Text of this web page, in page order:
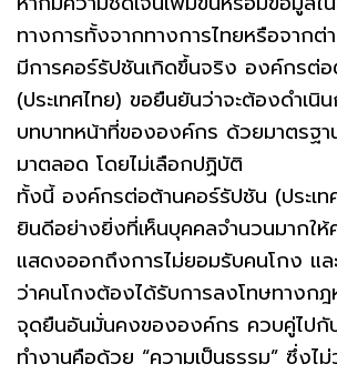
ทางการทั้งจากทางการไทยหรือจากต่า
มีการคอร์รัปชันเกิดขึ้นจริง องค์กรต่
(ประเทศไทย) ขอยืนยันว่าจะต้องดำเนิ
บทบาทหน้าที่ขององค์กร ด้วยมาตรฐ
มาตลอด โดยไม่เลือกปฏิบัติ
ทั้งนี้ องค์กรต่อต้านคอร์รัปชัน (ประเท
ยินดีอย่างยิ่งที่เห็นบุคคลจำนวนมากให้
แสดงออกถึงการไม่ยอมรับคนโกง แล
ว่าคนโกงต้องได้รับการลงโทษทางกฎ
จุดยืนอันมั่นคงขององค์กร ควบคู่ไปกั
ทำงานคือด้วย “ความเป็นธรรม” ซึ่ง